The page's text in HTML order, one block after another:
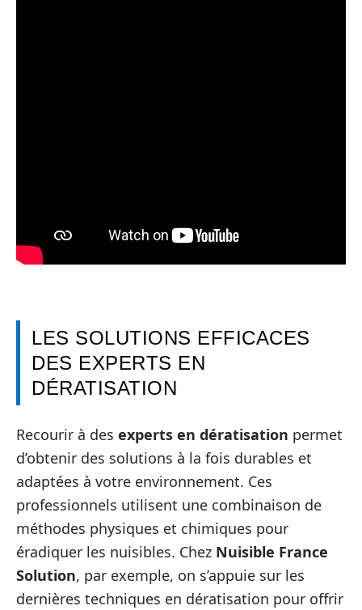
LES SOLUTIONS EFFICACES
DES EXPERTS EN
DÉRATISATION
Recourir à des experts en dératisation permet
d’obtenir des solutions à la fois durables et
adaptées à votre environnement. Ces
professionnels utilisent une combinaison de
méthodes physiques et chimiques pour
éradiquer les nuisibles. Chez Nuisible France
Solution, par exemple, on s’appuie sur les
dernières techniques en dératisation pour offrir